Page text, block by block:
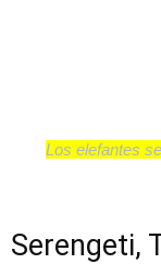
Los elefantes
Serengeti,